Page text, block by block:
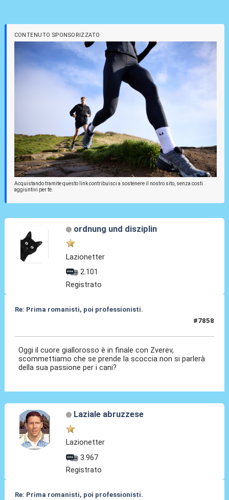
CONTENUTO SPONSORIZZATO
Acquistando tramite questo link contribuisci a sostenere il nostro sito, senza costi
aggiuntivi per te.
ordnung und disziplin
Lazionetter
2.101
Registrato
Re: Prima romanisti, poi professionisti.
#7858
Oggi il cuore giallorosso è in finale con Zverev,
scommettiamo che se prende la scoccia non si parlerà
della sua passione per i cani?
Laziale abruzzese
Lazionetter
3.967
Registrato
Re: Prima romanisti, poi professionisti.